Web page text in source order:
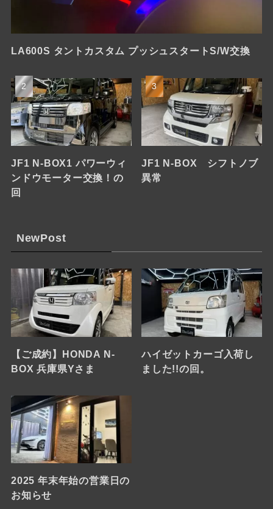
LA600S タントカスタム プッシュスタートS/W交換
JF1 N-BOX1 パワーウィ
ンドウモーター交換！の
回
JF1 N-BOX シフトノブ
異常
NewPost
【ご成約】HONDA N-
BOX 兵庫県Yさま
ハイゼットカーゴ入荷し
ました!!の回。
2025 年末年始の営業日の
お知らせ